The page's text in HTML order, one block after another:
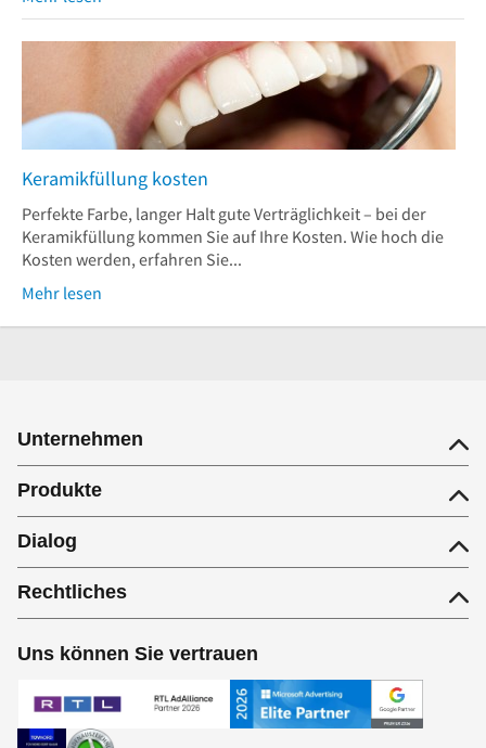
Keramikfüllung kosten
Perfekte Farbe, langer Halt gute Verträglichkeit – bei der
Keramikfüllung kommen Sie auf Ihre Kosten. Wie hoch die
Kosten werden, erfahren Sie...
Mehr lesen
Unternehmen
Produkte
Dialog
Rechtliches
Uns können Sie vertrauen